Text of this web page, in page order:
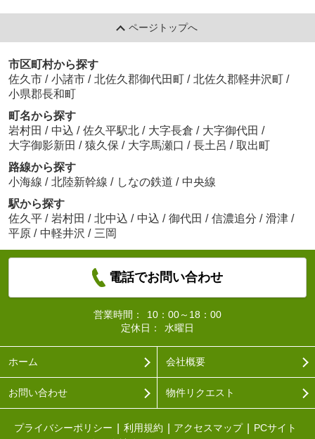
ページトップへ
市区町村から探す
佐久市 / 小諸市 / 北佐久郡御代田町 / 北佐久郡軽井沢町 /
小県郡長和町
町名から探す
岩村田 / 中込 / 佐久平駅北 / 大字長倉 / 大字御代田 /
大字御影新田 / 猿久保 / 大字馬瀬口 / 長土呂 / 取出町
路線から探す
小海線 / 北陸新幹線 / しなの鉄道 / 中央線
駅から探す
佐久平 / 岩村田 / 北中込 / 中込 / 御代田 / 信濃追分 / 滑津 /
平原 / 中軽井沢 / 三岡
電話でお問い合わせ
営業時間：
10：00～18：00
定休日：
水曜日
ホーム 会社概要
お問い合わせ 物件リクエスト
プライバシーポリシー 利用規約 アクセスマップ
PCサイト